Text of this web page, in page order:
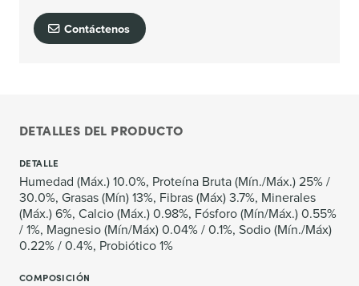
Contáctenos
DETALLES DEL PRODUCTO
DETALLE
Humedad (Máx.) 10.0%, Proteína Bruta (Mín./Máx.) 25% /
30.0%, Grasas (Mín) 13%, Fibras (Máx) 3.7%, Minerales
(Máx.) 6%, Calcio (Máx.) 0.98%, Fósforo (Mín/Máx.) 0.55%
/ 1%, Magnesio (Mín/Máx) 0.04% / 0.1%, Sodio (Mín./Máx)
0.22% / 0.4%, Probiótico 1%
COMPOSICIÓN